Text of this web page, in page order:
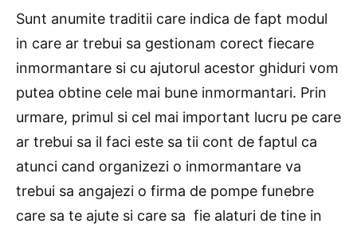
Sunt anumite traditii care indica de fapt modul
in care ar trebui sa gestionam corect fiecare
inmormantare si cu ajutorul acestor ghiduri vom
putea obtine cele mai bune inmormantari. Prin
urmare, primul si cel mai important lucru pe care
ar trebui sa il faci este sa tii cont de faptul ca
atunci cand organizezi o inmormantare va
trebui sa angajezi o firma de pompe funebre
care sa te ajute si care sa fie alaturi de tine in